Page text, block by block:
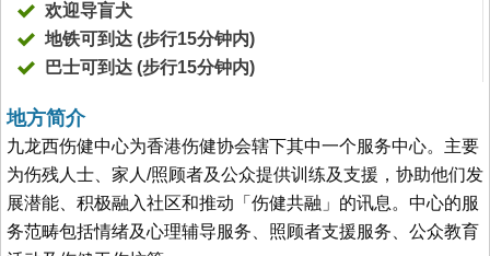
欢迎导盲犬
地铁可到达 (步行15分钟内)
巴士可到达 (步行15分钟内)
地方简介
九龙西伤健中心为香港伤健协会辖下其中一个服务中心。主要
为伤残人士、家人/照顾者及公众提供训练及支援，协助他们发
展潜能、积极融入社区和推动「伤健共融」的讯息。中心的服
务范畴包括情绪及心理辅导服务、照顾者支援服务、公众教育